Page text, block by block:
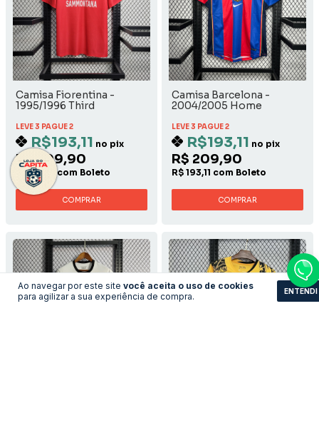
Ao navegar por este site você aceita o uso de cookies
para agilizar a sua experiência de compra.
ENTENDI
Camisa Fiorentina -
1995/1996 Third
LEVE 3 PAGUE 2
R$193,11 no pix
R$ 209,90
R$ 193,11 com Boleto
COMPRAR
Camisa Barcelona -
2004/2005 Home
LEVE 3 PAGUE 2
R$193,11 no pix
R$ 209,90
R$ 193,11 com Boleto
COMPRAR